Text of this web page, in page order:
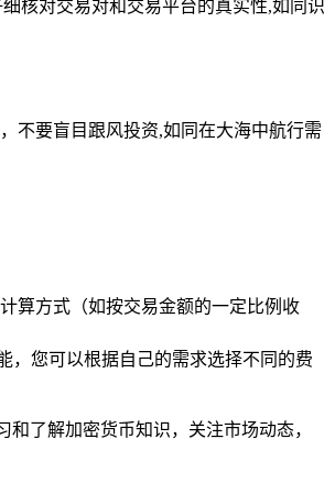
核对交易对和交易平台的真实性,如同识
不要盲目跟风投资,如同在大海中航行需
算方式（如按交易金额的一定比例收
，您可以根据自己的需求选择不同的费
了解加密货币知识，关注市场动态，